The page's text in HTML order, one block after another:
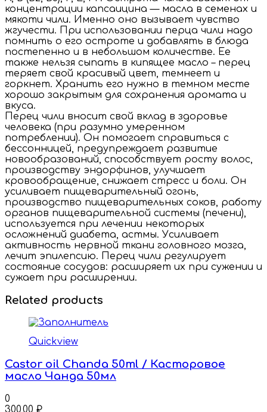
концентрации капсаицина — масла в семенах и
мякоти чили. Именно оно вызывает чувство
жгучести. При использовании перца чили надо
помнить о его остроте и добавлять в блюда
постепенно и в небольшом количестве. Ее
также нельзя сыпать в кипящее масло – перец
теряет свой красивый цвет, темнеет и
горкнет. Хранить его нужно в темном месте
хорошо закрытым для сохранения аромата и
вкуса.
Перец чили вносит свой вклад в здоровье
человека (при разумно умеренном
потреблении). Он помогает справиться с
бессонницей, предупреждает развитие
новообразований, способствует росту волос,
производству эндорфинов, улучшает
кровообращение, снижает стресс и боли. Он
усиливает пищеварительный огонь,
производство пищеварительных соков, работу
органов пищеварительной системы (печени),
используется при лечении некоторых
осложнений диабета, астмы. Усиливает
активность нервной ткани головного мозга,
лечит эпилепсию. Перец чили регулирует
состояние сосудов: расширяет их при сужении и
сужает при расширении.
Related products
Quickview
Castor oil Chanda 50ml / Касторовое
масло Чанда 50мл
0
300,00 ₽